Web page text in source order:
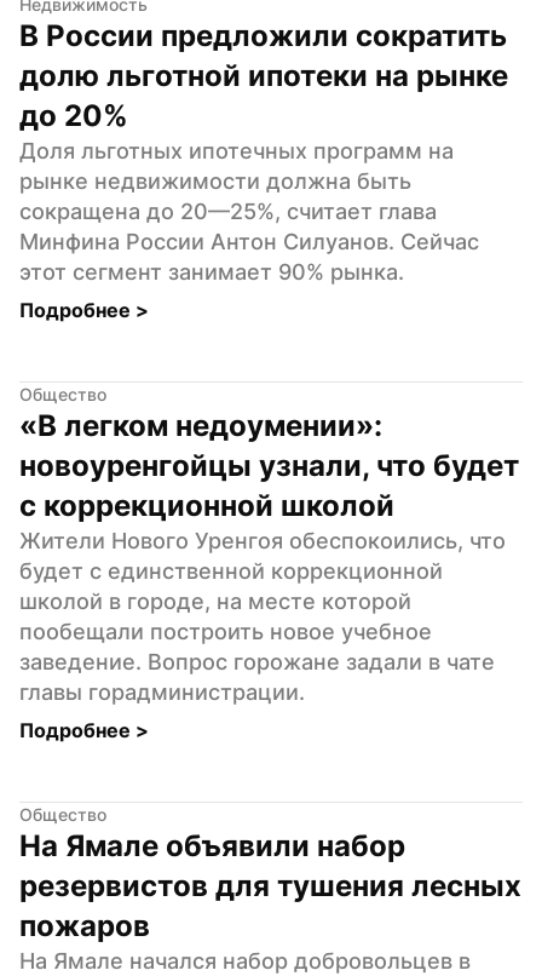
В России предложили сократить
долю льготной ипотеки на рынке
до 20%
Доля льготных ипотечных программ на
рынке недвижимости должна быть
сокращена до 20—25%, считает глава
Минфина России Антон Силуанов. Сейчас
этот сегмент занимает 90% рынка.
Подробнее >
Общество
«В легком недоумении»:
новоуренгойцы узнали, что будет
с коррекционной школой
Жители Нового Уренгоя обеспокоились, что
будет с единственной коррекционной
школой в городе, на месте которой
пообещали построить новое учебное
заведение. Вопрос горожане задали в чате
главы горадминистрации.
Подробнее >
Общество
На Ямале объявили набор
резервистов для тушения лесных
пожаров
На Ямале начался набор добровольцев в